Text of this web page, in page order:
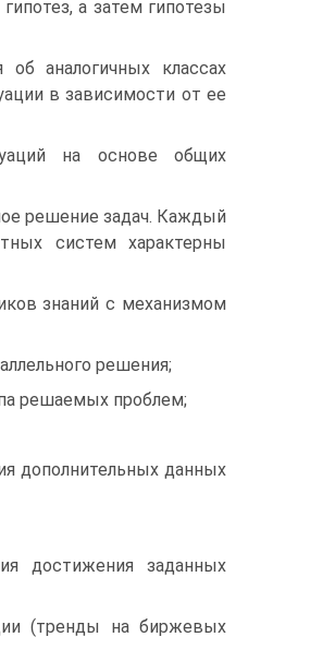
а затем гипотезы
аналогичных классах
в зависимости от ее
на основе общих
решение задач. Каждый
систем характерны
знаний с механизмом
решения;
решаемых проблем;
дополнительных данных
достижения заданных
(тренды на биржевых